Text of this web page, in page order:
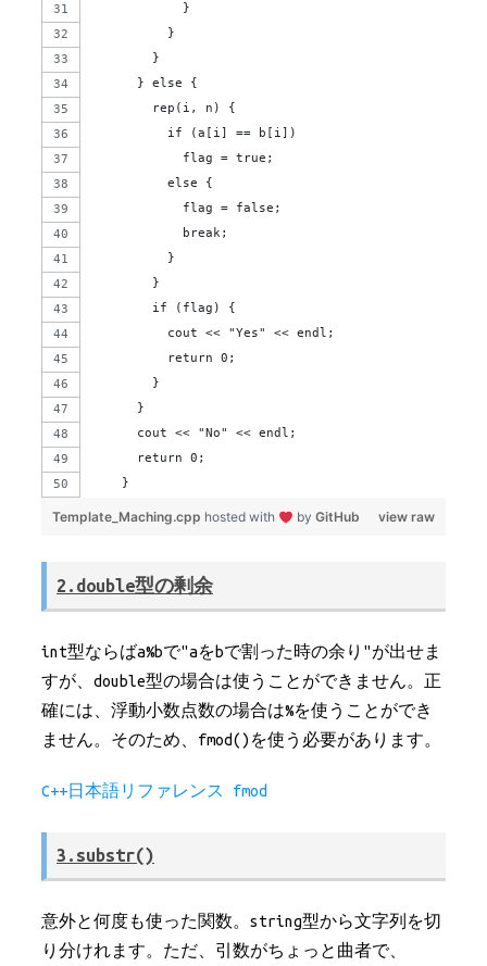
            }
          }
        }
      } else {
        rep(i, n) {
          if (a[i] == b[i])
            flag = true;
          else {
            flag = false;
            break;
          }
        }
        if (flag) {
          cout << "Yes" << endl;
          return 0;
        }
      }
      cout << "No" << endl;
      return 0;
    }
view raw
Template_Maching.cpp hosted with by GitHub
2.double型の剰余
int型ならばa%bで"aをbで割った時の余り"が出せま
すが、double型の場合は使うことができません。正
確には、浮動小数点数の場合は%を使うことができ
ません。そのため、 fmod() を使う必要があります。
C++日本語リファレンス fmod
3.substr()
意外と何度も使った関数。string型から文字列を切
り分けれます。ただ、引数がちょっと曲者で、